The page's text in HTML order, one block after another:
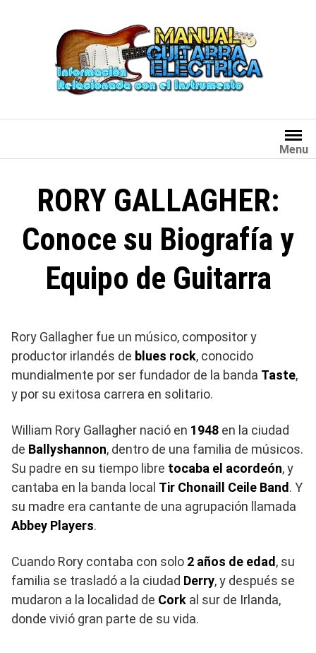
Menu
RORY GALLAGHER:
Conoce su Biografía y
Equipo de Guitarra
Rory Gallagher fue un músico, compositor y
productor irlandés de blues rock, conocido
mundialmente por ser fundador de la banda Taste,
y por su exitosa carrera en solitario.
William Rory Gallagher nació en 1948 en la ciudad
de Ballyshannon, dentro de una familia de músicos.
Su padre en su tiempo libre tocaba el acordeón, y
cantaba en la banda local Tir Chonaill Ceile Band . Y
su madre era cantante de una agrupación llamada
Abbey Players.
Cuando Rory contaba con solo 2 años de edad , su
familia se trasladó a la ciudad Derry, y después se
mudaron a la localidad de Cork al sur de Irlanda,
donde vivió gran parte de su vida.